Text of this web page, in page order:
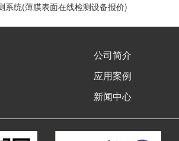
系统(薄膜表面在线检测设备报价)
公司简介
应用案例
新闻中心